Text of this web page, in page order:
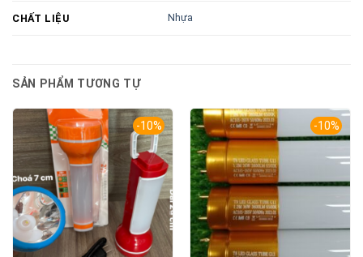
CHẤT LIỆU Nhựa
SẢN PHẨM TƯƠNG TỰ
-10% -10%